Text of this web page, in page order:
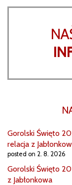
Gorolski Święto
relacja z
posted on 2. 8. 2026
Gorolski Święto
z Jabłonkowa